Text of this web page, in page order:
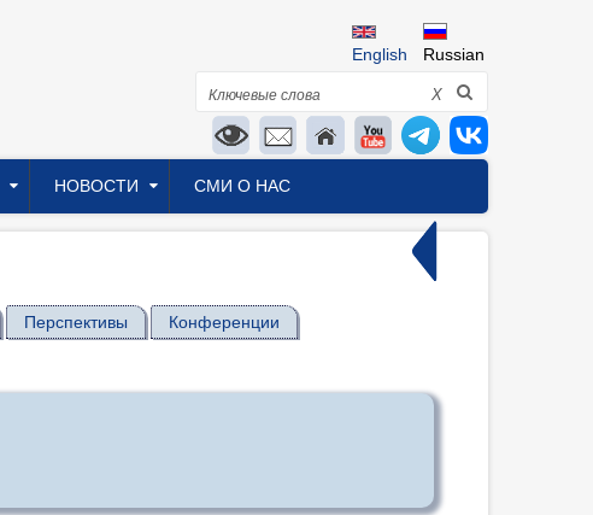
Russian
English
Поиск X
НОВОСТИ СМИ О НАС
Перспективы
Конференции